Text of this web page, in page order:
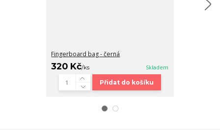
Fingerboard bag - černá
320 Kč/ks Skladem
Přidat do košíku